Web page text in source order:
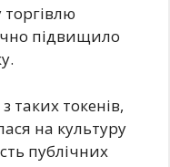
підвищило
таких токенів,
на культуру
публічних